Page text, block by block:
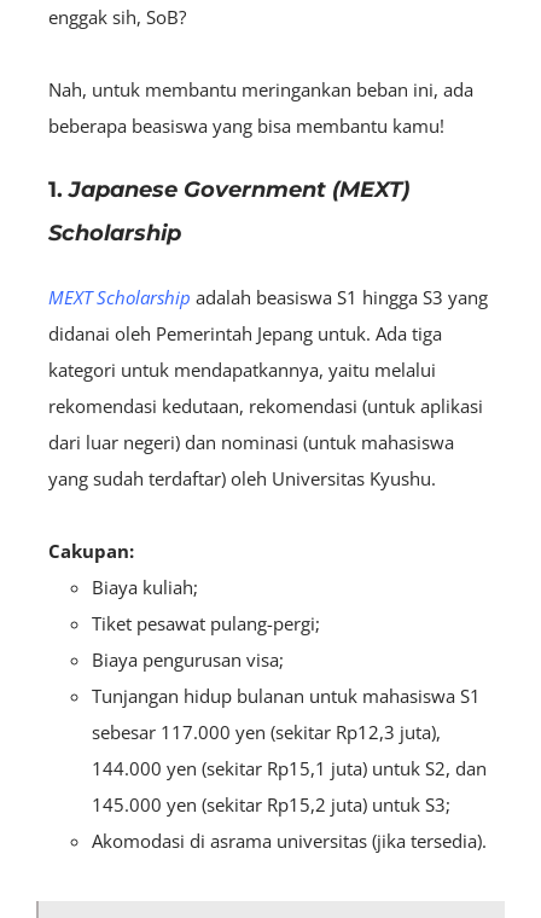
enggak sih, SoB?
Nah, untuk membantu meringankan beban ini, ada
beberapa beasiswa yang bisa membantu kamu!
1.Japanese Government (MEXT)
Scholarship
MEXT Scholarship adalah beasiswa S1 hingga S3 yang
didanai oleh Pemerintah Jepang untuk. Ada tiga
kategori untuk mendapatkannya, yaitu melalui
rekomendasi kedutaan, rekomendasi (untuk aplikasi
dari luar negeri) dan nominasi (untuk mahasiswa
yang sudah terdaftar) oleh Universitas Kyushu.
Cakupan:
Biaya kuliah;
Tiket pesawat pulang-pergi;
Biaya pengurusan visa;
Tunjangan hidup bulanan untuk mahasiswa S1
sebesar 117.000 yen (sekitar Rp12,3 juta),
144.000 yen (sekitar Rp15,1 juta) untuk S2, dan
145.000 yen (sekitar Rp15,2 juta) untuk S3;
Akomodasi di asrama universitas (jika tersedia).